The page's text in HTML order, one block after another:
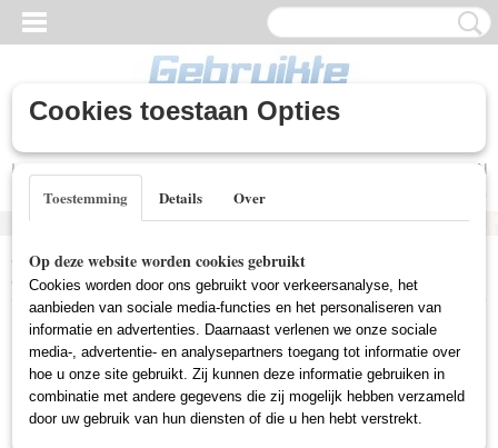
Inloggen
UW WINKELWAGEN
Home >Gebruikte DVD's>Drama DVD Gebruikt
Money Never Sleeps (Gebruikt)
Cookies toestaan Opties
Toestemming Details Over
Op deze website worden cookies gebruikt
Cookies worden door ons gebruikt voor verkeersanalyse, het
aanbieden van sociale media-functies en het personaliseren van
informatie en advertenties. Daarnaast verlenen we onze sociale
media-, advertentie- en analysepartners toegang tot informatie over
hoe u onze site gebruikt. Zij kunnen deze informatie gebruiken in
combinatie met andere gegevens die zij mogelijk hebben verzameld
door uw gebruik van hun diensten of die u hen hebt verstrekt.